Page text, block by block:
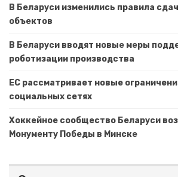
В Беларуси изменились правила
объектов
В Беларуси вводят новые меры
роботизации производства
ЕС рассматривает новые
социальных сетях
Хоккейное сообщество Беларуси
Монументу Победы в Минске